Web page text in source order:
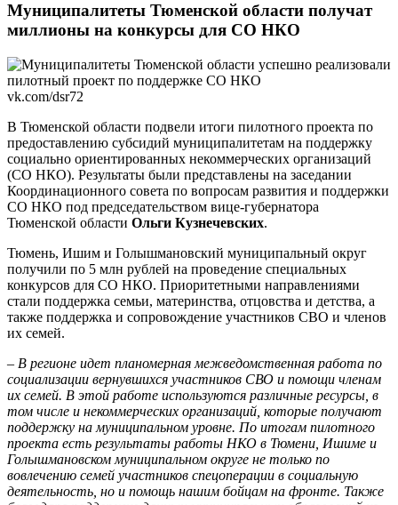
Муниципалитеты Тюменской области получат
миллионы на конкурсы для СО НКО
vk.com/dsr72
В Тюменской области подвели итоги пилотного проекта по
предоставлению субсидий муниципалитетам на поддержку
социально ориентированных некоммерческих организаций
(СО НКО). Результаты были представлены на заседании
Координационного совета по вопросам развития и поддержки
СО НКО под председательством вице-губернатора
Тюменской области Ольги Кузнечевских.
Тюмень, Ишим и Голышмановский муниципальный округ
получили по 5 млн рублей на проведение специальных
конкурсов для СО НКО. Приоритетными направлениями
стали поддержка семьи, материнства, отцовства и детства, а
также поддержка и сопровождение участников СВО и членов
их семей.
– В регионе идет планомерная межведомственная работа по
социализации вернувшихся участников СВО и помощи членам
их семей. В этой работе используются различные ресурсы, в
том числе и некоммерческих организаций, которые получают
поддержку на муниципальном уровне. По итогам пилотного
проекта есть результаты работы НКО в Тюмени, Ишиме и
Голышмановском муниципальном округе не только по
вовлечению семей участников спецоперации в социальную
деятельность, но и помощь нашим бойцам на фронте. Также